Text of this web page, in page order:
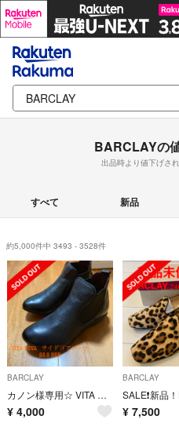
BARCLAYの
出品時より値下げさ
すべて 新品
約5,000件中 3493 - 3528件
BARCLAY
カノン様専用☆ VITA NOVA サイドゴアブーツ 黒 23.5 3E
¥ 4,000
BARCLAY
¥ 7,500